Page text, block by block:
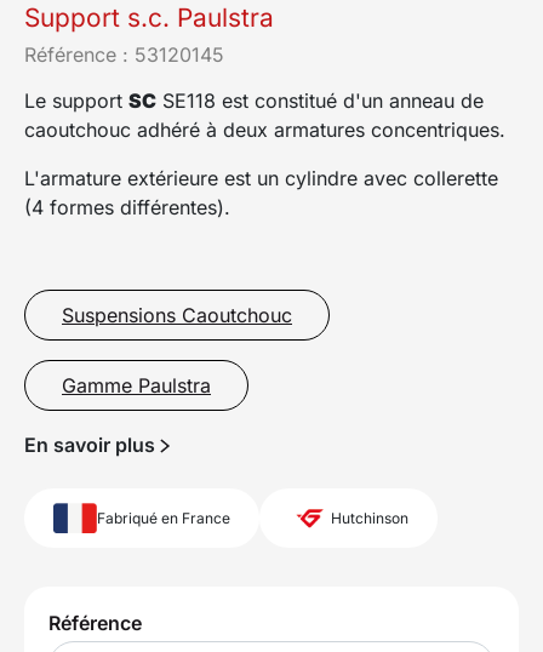
Support s.c. Paulstra
Référence : 53120145
Le support SC SE118 est constitué d'un anneau de
caoutchouc adhéré à deux armatures concentriques.
L'armature extérieure est un cylindre avec collerette
(4 formes différentes).
Suspensions Caoutchouc
Gamme Paulstra
En savoir plus
Fabriqué en France Hutchinson
Référence